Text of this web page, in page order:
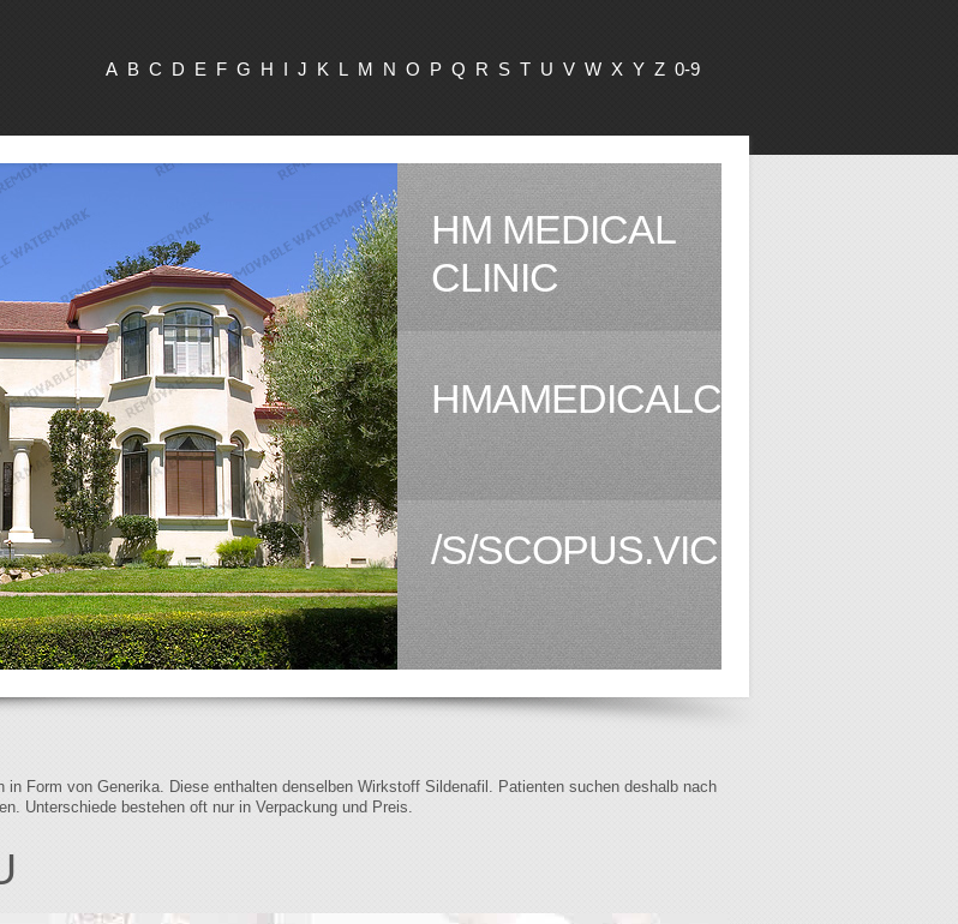
A B C D E F G H I J K L M N O P Q R S T U V W X Y Z 0-9
HM MEDICAL
CLINIC
HMAMEDICALCLINIC.COM
/S/
Form von Generika. Diese enthalten denselben Wirkstoff Sildenafil. Patienten suchen deshalb nach
Unterschiede bestehen oft nur in Verpackung und Preis.